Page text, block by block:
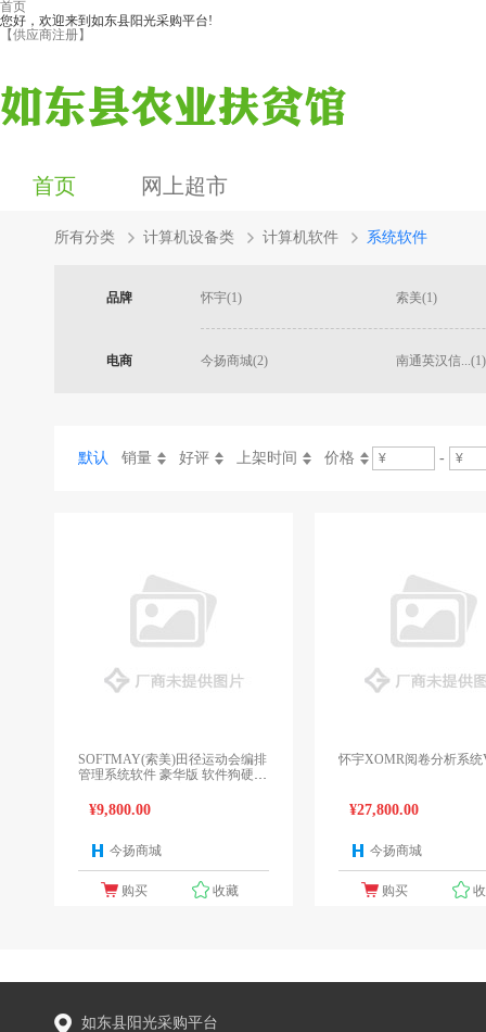
首页
您好，欢迎来到如东县阳光采购平台!
【供应商注册】
首页 网上超市
所有分类 计算机设备类 计算机软件 系统软件
品牌 怀宇(1) 索美(1)
电商 今扬商城(2) 南通英汉信...(1)
默认 销量 好评 上架时间 价格 -
SOFTMAY(索美)田径运动会编排
管理系统软件 豪华版 软件狗硬件
后服务）
¥9,800.00
今扬商城
购买 收藏
怀宇XOMR阅卷分析系统
¥27,800.00
今扬商城
购买
如东县阳光采购平台